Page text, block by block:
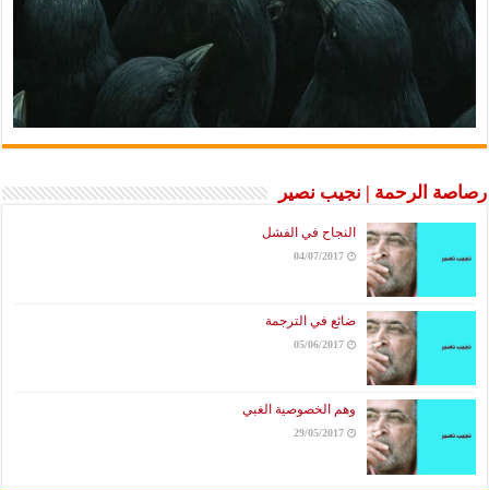
رصاصة الرحمة | نجيب نصير
النجاح في الفشل
04/07/2017
ضائع في الترجمة
05/06/2017
وهم الخصوصية الغبي
29/05/2017